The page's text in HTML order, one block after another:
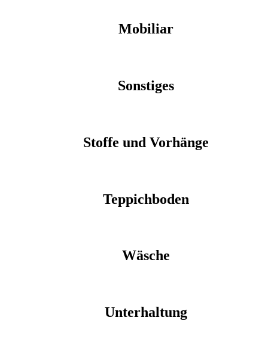
Mobiliar
Sonstiges
Stoffe und Vorhänge
Teppichboden
Wäsche
Unterhaltung